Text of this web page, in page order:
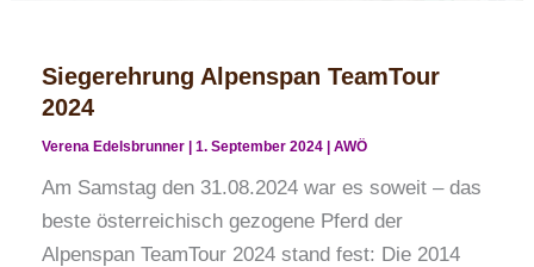
Siegerehrung Alpenspan TeamTour
2024
Verena Edelsbrunner | 1. September 2024 | AWÖ
Am Samstag den 31.08.2024 war es soweit – das
beste österreichisch gezogene Pferd der
Alpenspan TeamTour 2024 stand fest: Die 2014